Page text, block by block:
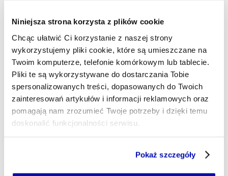
Niniejsza strona korzysta z plików cookie
Chcąc ułatwić Ci korzystanie z naszej strony
wykorzystujemy pliki cookie, które są umieszczane na
Twoim komputerze, telefonie komórkowym lub tablecie.
Pliki te są wykorzystywane do dostarczania Tobie
spersonalizowanych treści, dopasowanych do Twoich
zainteresowań artykułów i informacji reklamowych oraz
pomagają nam zrozumieć Twoje potrzeby i dzięki temu
doskonalić funkcjonalności serwisu.
Jeżeli nie wyrażasz zgody na zapisywanie plików cookie,
Pokaż szczegóły
wzmacnia władzę. Czempion
globalizacji stoi przed wyzwaniami
wojny handlowej
Rządząca od początku istnienia kraju Partia Akcji
Ludowej umocniła pozycję po sobotnich wyborach.
Władze azjatyckiego miasta-państwa przygotowują się
do walki z rosnącymi kosztami życia i niedoborami na
rynku mieszkaniowym. Największym wyzwaniem dla
- AUTOR ARTYKUŁU - PROFIL